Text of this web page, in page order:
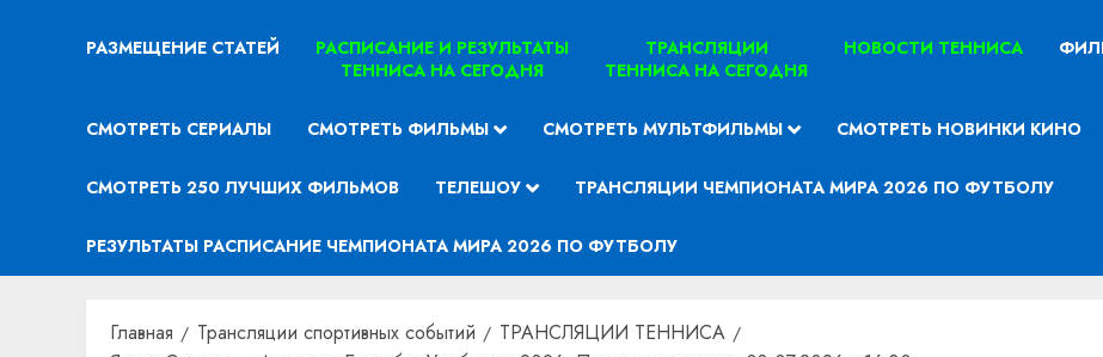
РАЗМЕЩЕНИЕ СТАТЕЙ
РАСПИСАНИЕ И РЕЗУЛЬТАТЫ
ТЕННИСА НА СЕГОДНЯ
ТРАНСЛЯЦИИ
ТЕННИСА НА СЕГОДНЯ
НОВОСТИ ТЕННИСА
СМОТРЕТЬ СЕРИАЛЫ СМОТРЕТЬ ФИЛЬМЫ СМОТРЕТЬ МУЛЬТФИЛЬМЫ СМОТРЕТЬ НОВИНКИ КИНО
СМОТРЕТЬ 250 ЛУЧШИХ ФИЛЬМОВ ТЕЛЕШОУ ТРАНСЛЯЦИИ ЧЕМПИОНАТА МИРА 2026 ПО ФУТБОЛУ
РЕЗУЛЬТАТЫ РАСПИСАНИЕ ЧЕМПИОНАТА МИРА 2026 ПО ФУТБОЛУ
Главная Трансляции спортивных событий
ТРАНСЛЯЦИИ ТЕННИСА